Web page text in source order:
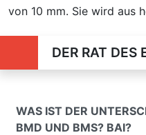
von 10 mm. Sie wird aus
DER RAT DES
WAS IST DER
BMD UND BMS? BAI?